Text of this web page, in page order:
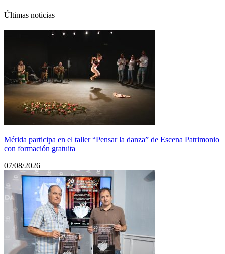
Últimas noticias
Mérida participa en el taller “Pensar la danza” de Escena Patrimonio
con formación gratuita
07/08/2026